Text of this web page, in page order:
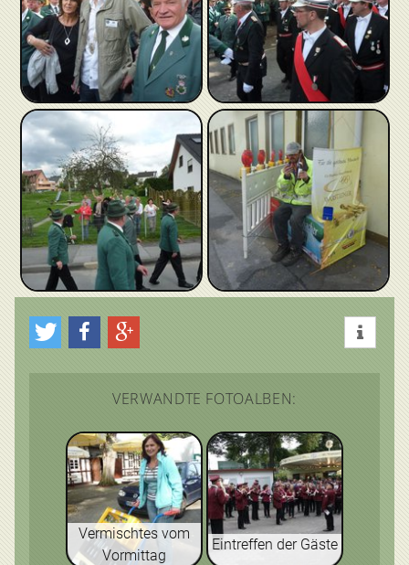
VERWANDTE FOTOALBEN:
Vermischtes vom
Vormittag
Eintreffen der Gäste